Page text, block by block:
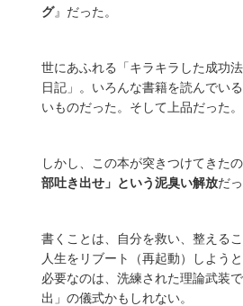
グ』だった。
世にあふれる「キラキラした成功
日記」。いろんな書籍を読んでい
いものだった。そして上品だった。
しかし、この本が突きつけてきた
部吐き出せ」という泥臭い解放だっ
書くことは、自分を救い、整えるこ
人生をリブート（再起動）しよう
必要なのは、洗練された理論武装
出」の儀式かもしれない。